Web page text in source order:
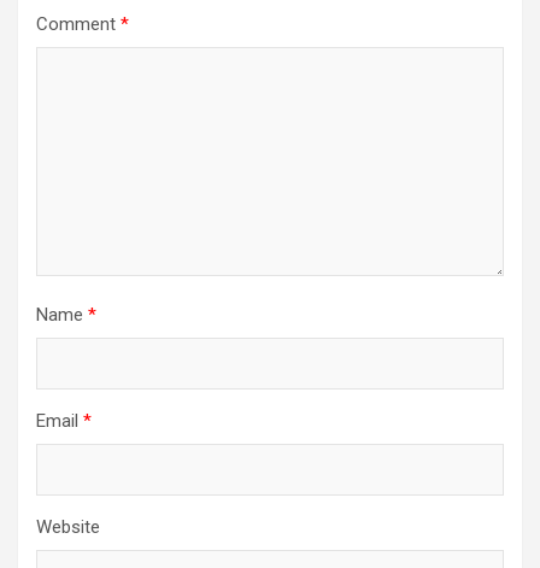
Comment *
Name *
Email *
Website